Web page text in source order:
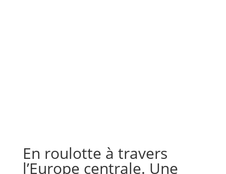
En roulotte à travers
l’Europe centrale. Une